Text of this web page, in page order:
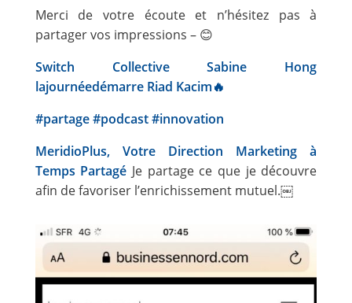
Merci de votre écoute et n’hésitez pas à
partager vos impressions – 😊
Switch Collective
Sabine Hong
lajournéedémarre Riad Kacim🔥
#partage#podcast#innovation
MeridioPlus, Votre Direction Marketing à
Temps Partagé Je partage ce que je découvre
afin de favoriser l’enrichissement mutuel.￼